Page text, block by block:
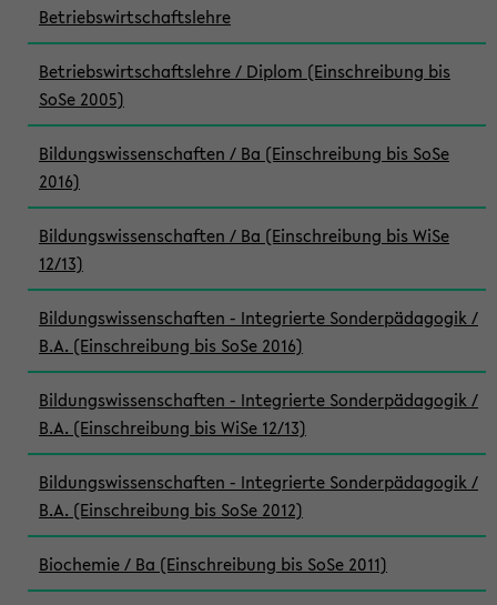
Betriebswirtschaftslehre
Betriebswirtschaftslehre / Diplom (Einschreibung bis
SoSe 2005)
Bildungswissenschaften / Ba (Einschreibung bis SoSe
2016)
Bildungswissenschaften / Ba (Einschreibung bis WiSe
12/13)
Bildungswissenschaften - Integrierte Sonderpädagogik /
B.A. (Einschreibung bis SoSe 2016)
Bildungswissenschaften - Integrierte Sonderpädagogik /
B.A. (Einschreibung bis WiSe 12/13)
Bildungswissenschaften - Integrierte Sonderpädagogik /
B.A. (Einschreibung bis SoSe 2012)
Biochemie / Ba (Einschreibung bis SoSe 2011)